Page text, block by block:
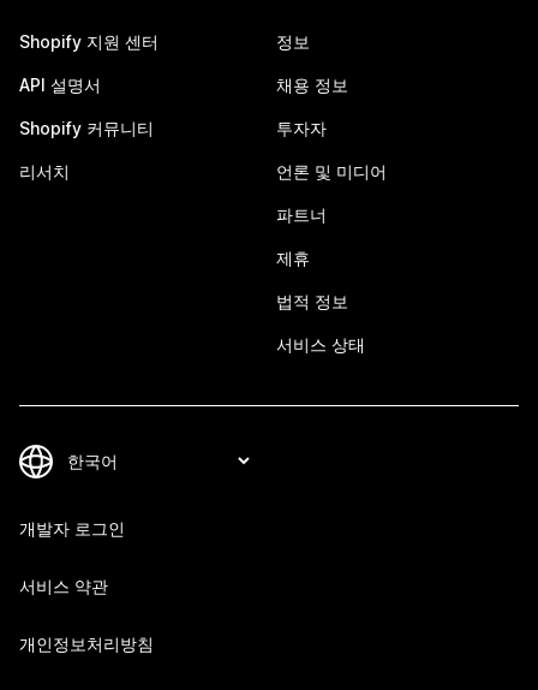
Shopify 지원 센터
API 설명서
Shopify 커뮤니티
리서치
정보
채용 정보
투자자
언론 및 미디어
파트너
제휴
법적 정보
서비스 상태
개발자 로그인
서비스 약관
개인정보처리방침